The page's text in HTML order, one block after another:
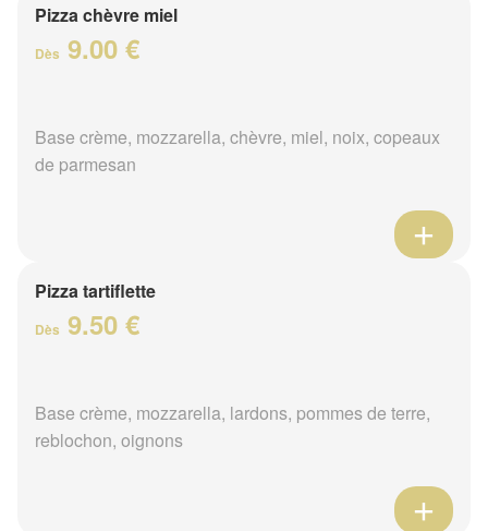
Pizza chèvre miel
Dès 9.00 €
Base crème, mozzarella, chèvre, miel, noix, copeaux
de parmesan
Pizza tartiflette
Dès 9.50 €
Base crème, mozzarella, lardons, pommes de terre,
reblochon, oignons